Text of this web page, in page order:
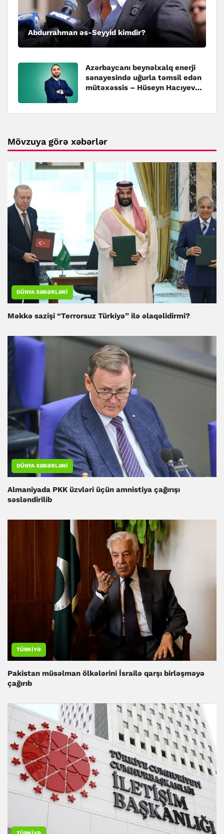
Abdurrahman əs-Seyyid kimdir?
Azərbaycanı beynəlxalq enerji
sənayesində uğurla təmsil edən
mütəxəssis – Hüseyn Hacıyev
Mövzuya görə xəbərlər
DÜNYA XƏBƏRLƏRI
Məkkə sazişi “Terrorsuz Türkiyə” ilə əlaqəlidirmi?
DÜNYA XƏBƏRLƏRI
Almaniyada PKK üzvləri üçün amnistiya çağırışı
səsləndirilib
TÜRKIYƏ
Pakistan müsəlman ölkələrini İsrailə qarşı birləşməyə
çağırıb